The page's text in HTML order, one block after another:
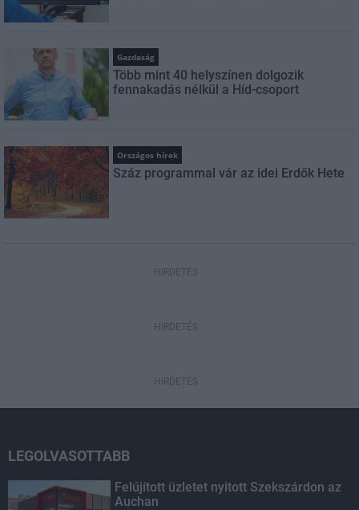
Gazdaság
Több mint 40 helyszínen dolgozik
fennakadás nélkül a Híd-csoport
Országos hírek
Száz programmal vár az idei Erdők Hete
HIRDETÉS
HIRDETÉS
HIRDETÉS
LEGOLVASOTTABB
Felújított üzletet nyitott Szekszárdon az
Auchan